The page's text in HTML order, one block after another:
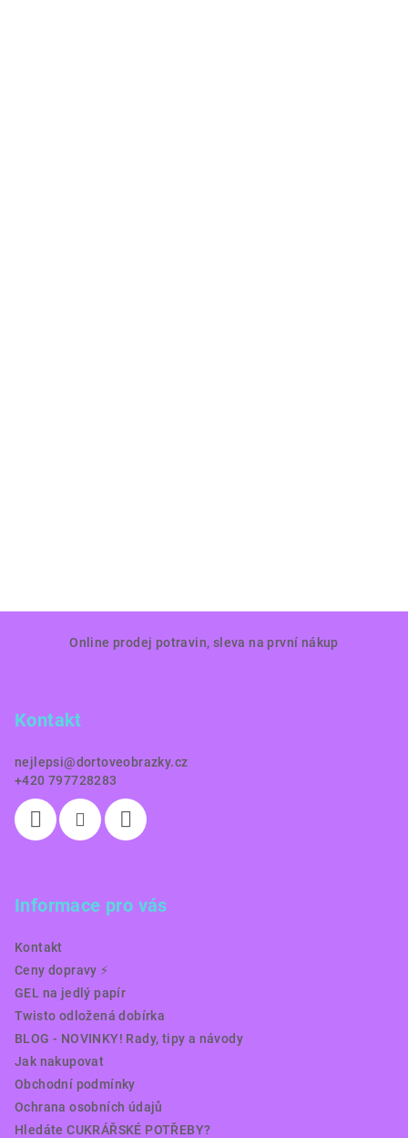
Online prodej potravin, sleva na první nákup
Kontakt
nejlepsi@dortoveobrazky.cz
+420 797728283
Informace pro vás
Kontakt
Ceny dopravy ⚡️
GEL na jedlý papír
Twisto odložená dobírka
BLOG - NOVINKY! Rady, tipy a návody
Jak nakupovat
Obchodní podmínky
Ochrana osobních údajů
Hledáte CUKRÁŘSKÉ POTŘEBY?